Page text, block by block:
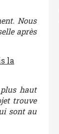
Nous
après
la
haut
trouve
sont au